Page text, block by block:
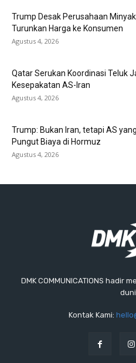
Trump Desak Perusahaan
Turunkan Harga ke Konsumen
Agustus 4, 2026
Qatar Serukan Koordinasi Teluk
Kesepakatan AS-Iran
Agustus 4, 2026
Trump: Bukan Iran, tetapi AS
Pungut Biaya di Hormuz
Agustus 4, 2026
DMK COMMUNICATIONS hadir
Kontak Kami: